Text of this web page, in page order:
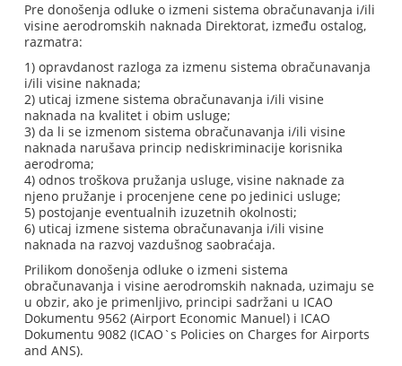
Pre donošenja odluke o izmeni sistema obračunavanja i/ili
visine aerodromskih naknada Direktorat, između ostalog,
razmatra:
1) opravdanost razloga za izmenu sistema obračunavanja
i/ili visine naknada;
2) uticaj izmene sistema obračunavanja i/ili visine
naknada na kvalitet i obim usluge;
3) da li se izmenom sistema obračunavanja i/ili visine
naknada narušava princip nediskriminacije korisnika
aerodroma;
4) odnos troškova pružanja usluge, visine naknade za
njeno pružanje i procenjene cene po jedinici usluge;
5) postojanje eventualnih izuzetnih okolnosti;
6) uticaj izmene sistema obračunavanja i/ili visine
naknada na razvoj vazdušnog saobraćaja.
Prilikom donošenja odluke o izmeni sistema
obračunavanja i visine aerodromskih naknada, uzimaju se
u obzir, ako je primenljivo, principi sadržani u ICAO
Dokumentu 9562 (Airport Economic Manuel) i ICAO
Dokumentu 9082 (ICAO`s Policies on Charges for Airports
and ANS).